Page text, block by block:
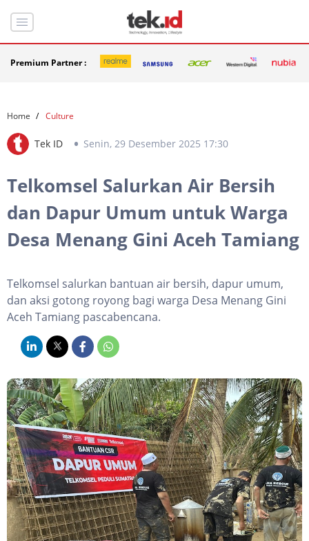
Premium Partner :
Home Culture
Tek ID Senin, 29 Desember 2025 17:30
Telkomsel Salurkan Air Bersih
dan Dapur Umum untuk Warga
Desa Menang Gini Aceh Tamiang
Telkomsel salurkan bantuan air bersih, dapur umum,
dan aksi gotong royong bagi warga Desa Menang Gini
Aceh Tamiang pascabencana.